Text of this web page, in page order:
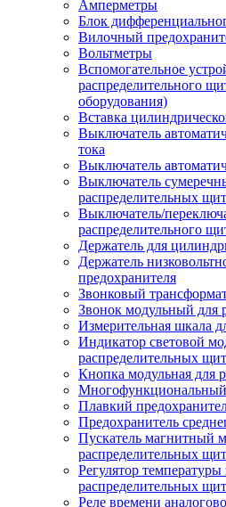
Амперметры
Блок
Вилочный
Вольтметры
Вспомогательное
распределительного
оборудования)
Вставка
Выключатель
тока
Выключатель
Выключатель
распределительных
Выключатель/
распределительного
Держатель для
Держатель
предохранителя
Звонковый
Звонок модульный для
Измерительная шкала
Индикатор световой
распределительных
Кнопка модульная для
Плавкий
Предохранитель
Пускатель магнитный
распределительных
Регулятор
распределительных
Реле времени